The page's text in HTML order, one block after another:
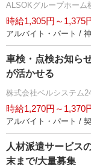
ALSOKグループホーム
時給1,305円～1,375
アルバイト・パート /
車検・点検お知ら
が活かせる
株式会社ベルシステム
時給1,270円～1,370
アルバイト・パート /
人材派遣サービス
末まで/大量募集